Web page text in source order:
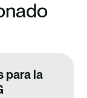
para la